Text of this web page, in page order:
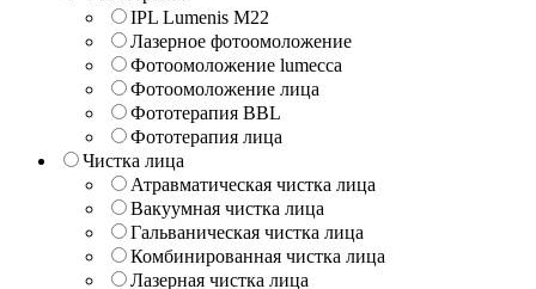
IPL Lumenis M22
Лазерное фотоомоложение
Фотоомоложение lumecca
Фотоомоложение лица
Фототерапия BBL
Фототерапия лица
Чистка лица
Атравматическая чистка лица
Вакуумная чистка лица
Гальваническая чистка лица
Комбинированная чистка лица
Лазерная чистка лица